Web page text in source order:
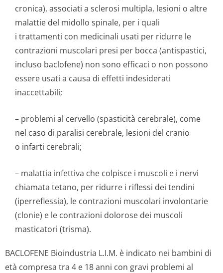
cronica), associati a sclerosi multipla, lesioni o altre
malattie del midollo spinale, per i quali
i trattamenti con medicinali usati per ridurre le
contrazioni muscolari presi per bocca (antispastici,
incluso baclofene) non sono efficaci o non possono
essere usati a causa di effetti indesiderati
inaccettabili;
– problemi al cervello (spasticità cerebrale), come
nel caso di paralisi cerebrale, lesioni del cranio
o infarti cerebrali;
– malattia infettiva che colpisce i muscoli e i nervi
chiamata tetano, per ridurre i riflessi dei tendini
(iperreflessia), le contrazioni muscolari involontarie
(clonie) e le contrazioni dolorose dei muscoli
masticatori (trisma).
BACLOFENE Bioindustria L.I.M. è indicato nei bambini di
età compresa tra 4 e 18 anni con gravi problemi al